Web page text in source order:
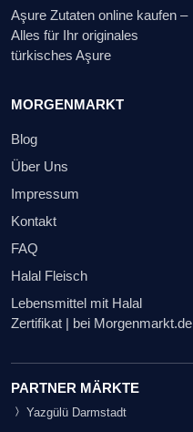
Aşure Zutaten online kaufen –
Alles für Ihr originales
türkisches Aşure
MORGENMARKT
Blog
Über Uns
Impressum
Kontakt
FAQ
Halal Fleisch
Lebensmittel mit Halal
Zertifikat | bei Morgenmarkt.de
PARTNER MÄRKTE
Yazgülü Darmstadt